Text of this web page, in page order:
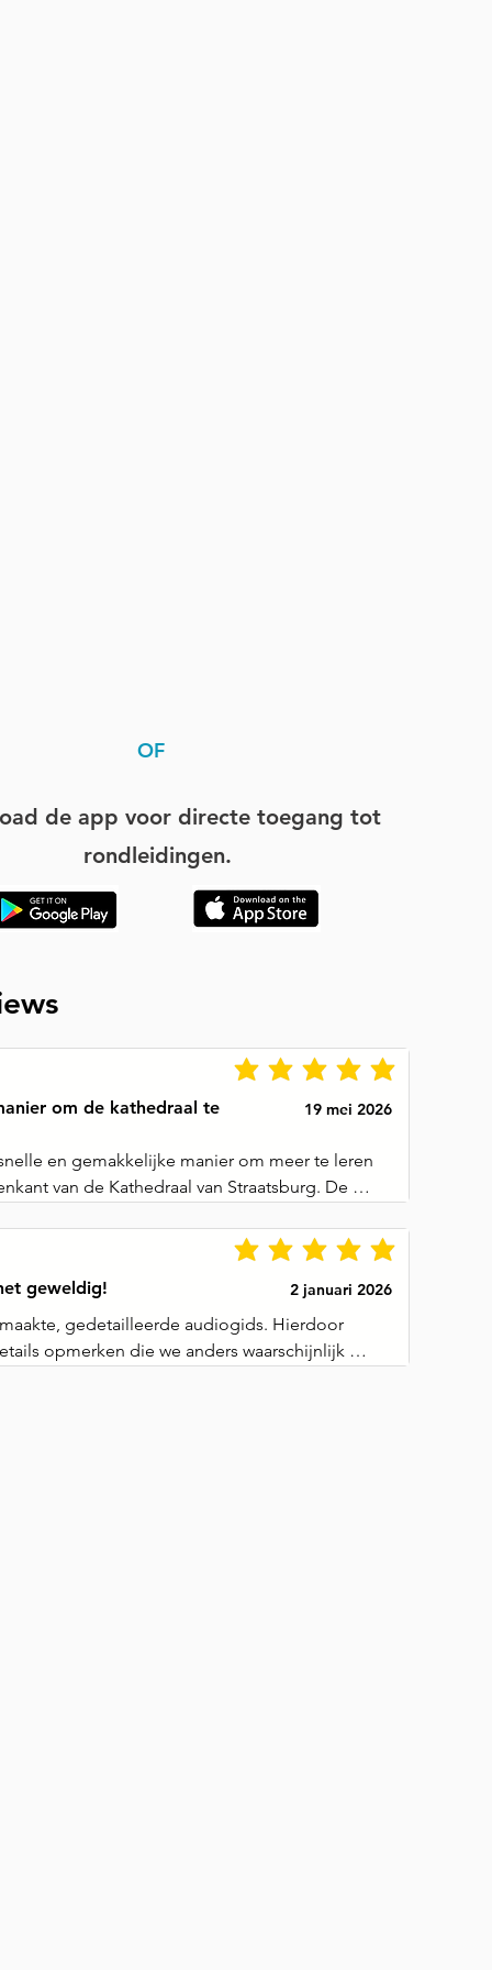
OF
de app voor directe toegang tot
rondleidingen.
om de kathedraal te
19 mei 2026
en gemakkelijke manier om meer te leren
van de Kathedraal van Straatsburg. De
geweldig! 2 januari 2026
gedetailleerde audiogids. Hierdoor
opmerken die we anders waarschijnlijk